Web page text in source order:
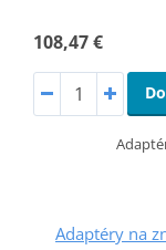
108,47 €
Adaptéry na